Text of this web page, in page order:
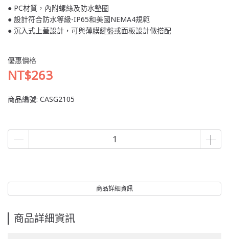
● PC材質，內附螺絲及防水墊圈
● 設計符合防水等級-IP65和美國NEMA4規範
● 沉入式上蓋設計，可與薄膜鍵盤或面板設計做搭配
優惠價格
NT$263
商品編號: CASG2105
商品詳細資訊
商品詳細資訊